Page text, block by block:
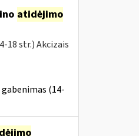
atidėjimo
18 str.) Akcizais
(14-